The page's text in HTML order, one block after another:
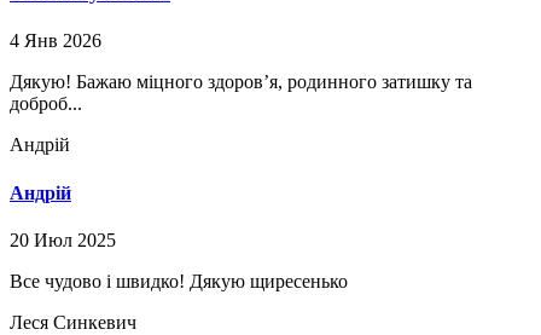
4 Янв 2026
Дякую! Бажаю міцного здоров’я, родинного затишку та
доброб...
Андрій
Андрій
20 Июл 2025
Все чудово і швидко! Дякую щиресенько
Леся Синкевич